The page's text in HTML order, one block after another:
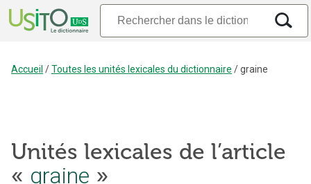
Accueil /Toutes les unités lexicales du dictionnaire /graine
Unités lexicales de l’article
« graine »